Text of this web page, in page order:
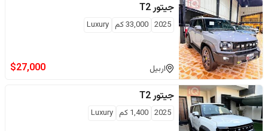
جيتورT2
2025
33,000كم Luxury
اربيل $27,000
جيتورT2
2025
1,400 كم Luxury